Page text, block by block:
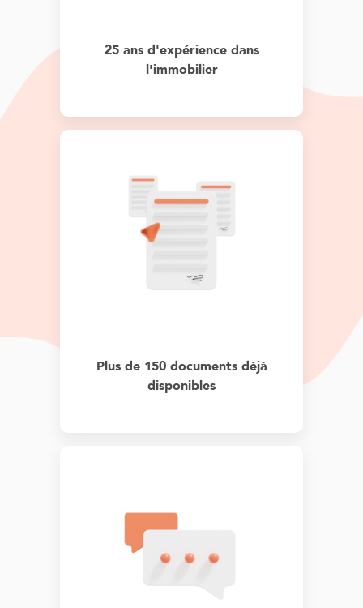
25 ans d'expérience dans
l'immobilier
Plus de 150 documents déjà
disponibles